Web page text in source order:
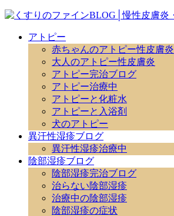
アトピー
赤ちゃんのアトピー性皮膚炎
大人のアトピー性皮膚炎
アトピー完治ブログ
アトピー治療中
アトピーと化粧水
アトピーと入浴剤
犬のアトピー
異汗性湿疹ブログ
異汗性湿疹治療中
陰部湿疹ブログ
陰部湿疹完治ブログ
治らない陰部湿疹
治療中の陰部湿疹
陰部湿疹の症状